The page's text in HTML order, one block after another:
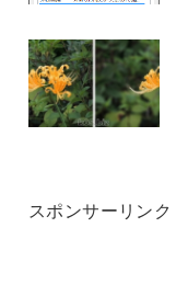
スポンサーリンク